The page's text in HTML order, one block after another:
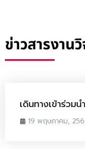
ข่าวสารงาน
เดินทางเข้าร่วม
19 พฤษภาคม,